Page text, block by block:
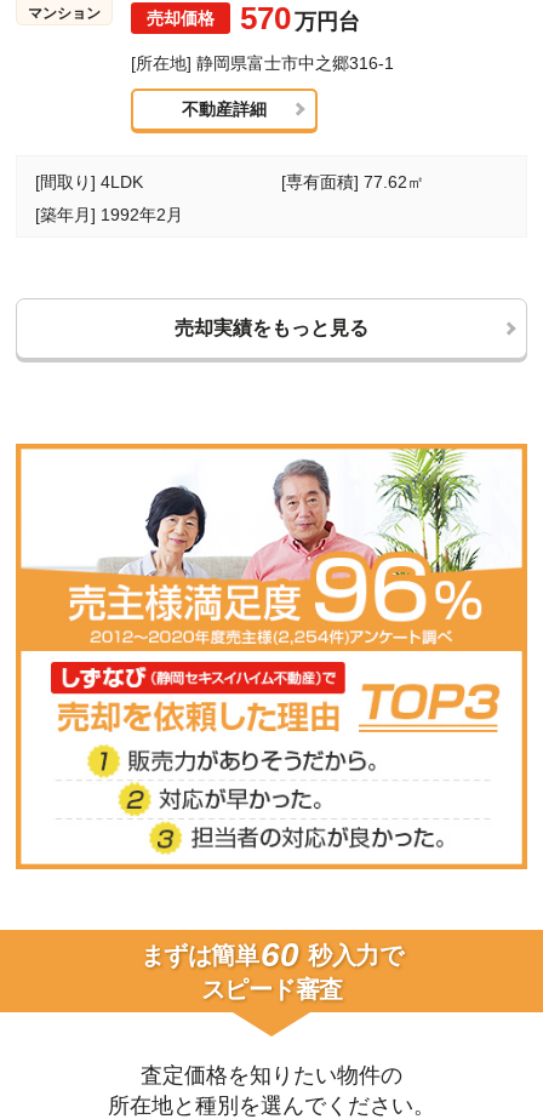
マンション 570万円台
[所在地] 静岡県富士市中之郷316-1
不動産詳細
[間取り] 4LDK
[専有面積] 77.62㎡
[築年月] 1992年2月
売却実績をもっと見る
まずは簡単60 秒入力で
スピード審査
査定価格を知りたい物件の
所在地と種別を選んでください。